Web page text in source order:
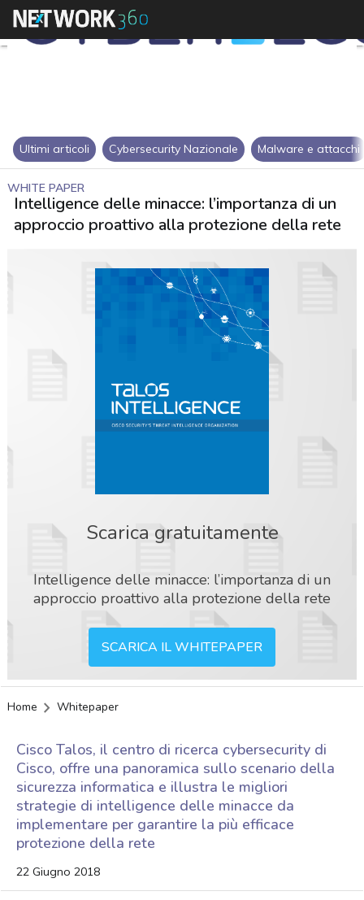
Ultimi articoli Cybersecurity Nazionale Malware e attacchi
WHITE PAPER
Intelligence delle minacce: l’importanza di un
approccio proattivo alla protezione della rete
Scarica gratuitamente
Intelligence delle minacce: l’importanza di un
approccio proattivo alla protezione della rete
SCARICA IL WHITEPAPER
Home Whitepaper
Cisco Talos, il centro di ricerca cybersecurity di
Cisco, offre una panoramica sullo scenario della
sicurezza informatica e illustra le migliori
strategie di intelligence delle minacce da
implementare per garantire la più efficace
protezione della rete
22 Giugno 2018